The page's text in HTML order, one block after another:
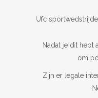
Ufc
Nadat je dit hebt
om
Zijn er legale